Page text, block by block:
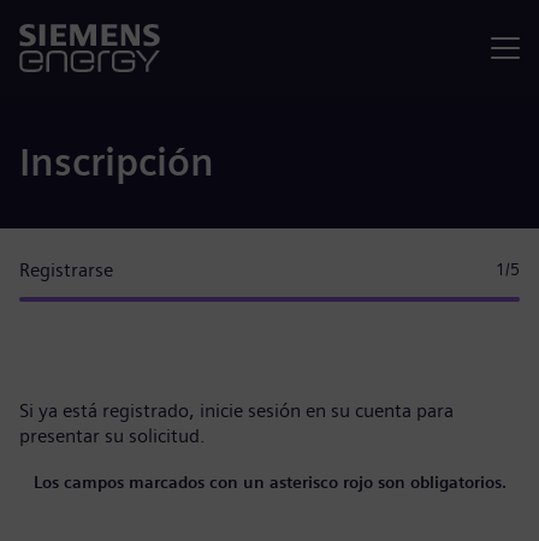
Inscripción
Registrarse 1 /5
Si ya está registrado, inicie sesión en su cuenta para
presentar su solicitud.
Los campos marcados con un asterisco rojo son obligatorios.